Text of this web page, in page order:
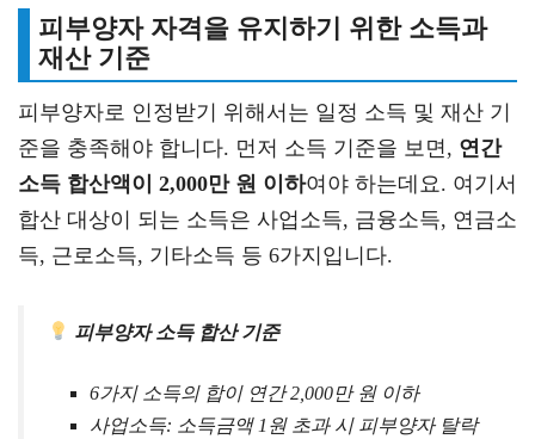
피부양자 자격을 유지하기 위한 소득과
재산 기준
피부양자로 인정받기 위해서는 일정 소득 및 재산 기
준을 충족해야 합니다. 먼저 소득 기준을 보면, 연간
소득 합산액이 2,000만 원 이하여야 하는데요. 여기서
합산 대상이 되는 소득은 사업소득, 금융소득, 연금소
득, 근로소득, 기타소득 등 6가지입니다.
피부양자 소득 합산 기준
6가지 소득의 합이 연간 2,000만 원 이하
사업소득: 소득금액 1원 초과 시 피부양자 탈락